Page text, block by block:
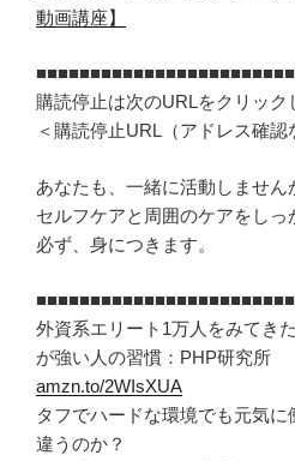
動画講座】
購読停止は次のURLをクリック
＜購読停止URL（アドレス確認
あなたも、一緒に活動しません
セルフケアと周囲のケアをしっ
必ず、身につきます。
外資系エリート1万人をみてき
が強い人の習慣：PHP研究所
amzn.to/2WIsXUA
タフでハードな環境でも元気
違うのか？